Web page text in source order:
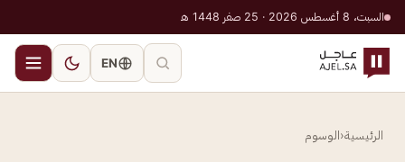
السبت، 8 أغسطس 2026 · 25 صفر 1448 هـ
EN
الرئيسية‹الوسوم